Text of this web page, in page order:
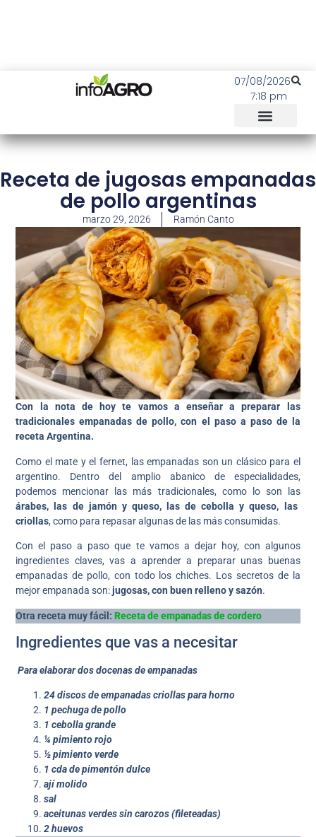
07/08/2026
7:18 pm
Receta de jugosas empanadas
de pollo argentinas
marzo 29, 2026 Ramón Canto
Con la nota de hoy te vamos a enseñar a preparar las
tradicionales empanadas de pollo, con el paso a paso de la
receta Argentina.
Como el mate y el fernet, las empanadas son un clásico para el
argentino. Dentro del amplio abanico de especialidades,
podemos mencionar las más tradicionales, como lo son las
árabes, las de jamón y queso, las de cebolla y queso, las
criollas, como para repasar algunas de las más consumidas.
Con el paso a paso que te vamos a dejar hoy, con algunos
ingredientes claves, vas a aprender a preparar unas buenas
empanadas de pollo, con todo los chiches. Los secretos de la
mejor empanada son:jugosas, con buen relleno y sazón.
Otra receta muy fácil:Receta de empanadas de cordero
Ingredientes que vas a necesitar
Para elaborar dos docenas de empanadas
24 discos de empanadas criollas para horno
1 pechuga de pollo
1 cebolla grande
¼ pimiento rojo
½ pimiento verde
1 cda de pimentón dulce
ají molido
sal
aceitunas verdes sin carozos (fileteadas)
2 huevos